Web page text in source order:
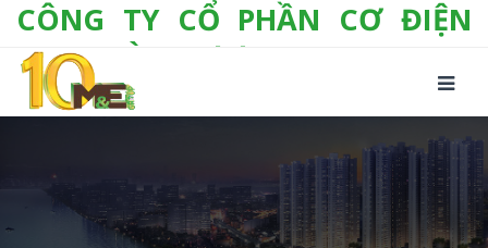
CÔNG TY CỔ PHẦN CƠ ĐIỆN
LẠNH VÀ THƯƠNG MẠI M&E
Số 10/357 Tam Trinh, P. Hoàng Văn Thụ, Q.
Hoàng Mai, TP. Hà Nội
Fax: +(84-24) 3 632 1297
Email: info@megroup.vn Website: www.megroup.vn